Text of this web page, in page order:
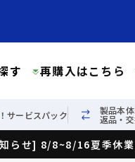
す 再購入はこちら
サービスパック 製品本
返品・
らせ] 8/8~8/16夏季休業